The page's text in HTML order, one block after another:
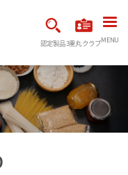
認定製品3重丸クラブMENU